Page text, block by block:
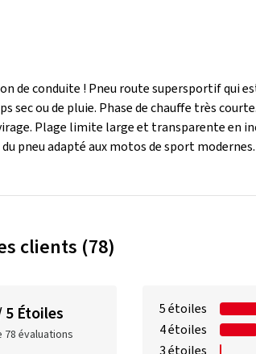
de conduite ! Pneu route supersportif qui
sec ou de pluie. Phase de chauffe très
Plage limite large et transparente en
pneu adapté aux motos de sport modernes.
clients (78)
5 Étoiles
évaluations
5 étoiles
4 étoiles